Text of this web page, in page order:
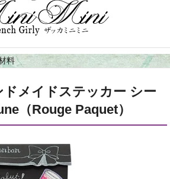
料
メイドステッカー シー
（Rouge Paquet）